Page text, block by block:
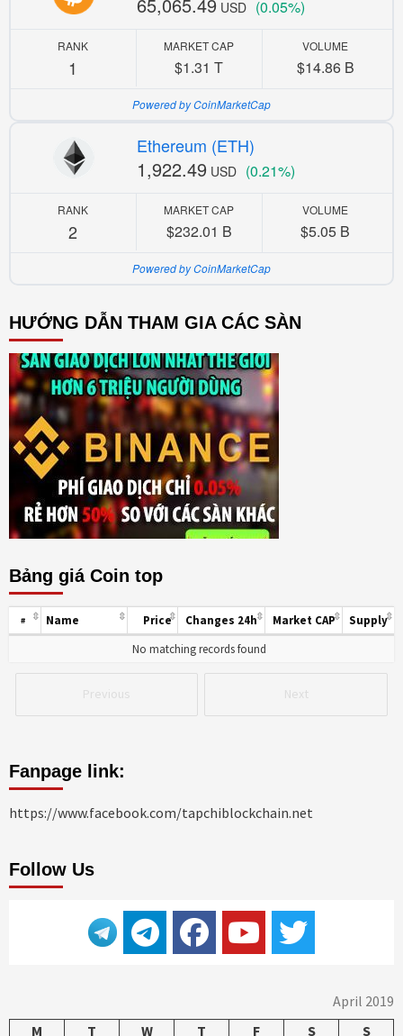
USD (0.05%)
RANK
1
MARKET CAP
$1.31 T
VOLUME
$14.86 B
Powered by CoinMarketCap
Ethereum (ETH)
1,922.49 USD (0.21%)
RANK
2
MARKET CAP
$232.01 B
VOLUME
$5.05 B
Powered by CoinMarketCap
HƯỚNG DẪN THAM GIA CÁC SÀN
Bảng giá Coin top
Previous Next
# Name Price Changes 24h Market CAP
Supply
No matching records found
Fanpage link:
https://www.facebook.com/tapchiblockchain.net
Follow Us
April 2019
M
T W T F S S